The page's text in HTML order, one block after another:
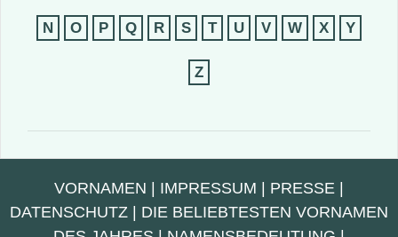
N O P Q R S T U V W X Y
Z
VORNAMEN | IMPRESSUM | PRESSE |
DATENSCHUTZ | DIE BELIEBTESTEN VORNAMEN